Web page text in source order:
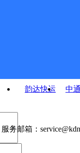
韵达快运
中
服务邮箱：